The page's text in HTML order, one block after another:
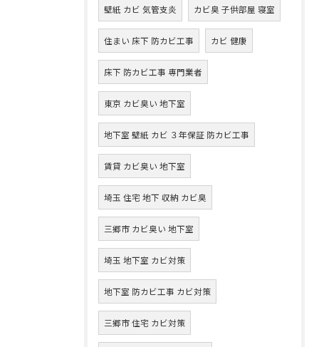
壁紙 カビ 気管支炎 カビ臭 子供部屋 寝室
住まい 床下 防カビ工事 カビ 健康
床下 防カビ工事 専門業者
東京 カビ臭い 地下室
地下室 壁紙 カビ ３年保証 防カビ工事
賃貸 カビ臭い 地下室
埼玉 住宅 地下 収納 カビ臭
三郷市 カビ臭い 地下室
埼玉 地下室 カビ対策
地下室 防カビ工事 カビ対策
三郷市 住宅 カビ対策